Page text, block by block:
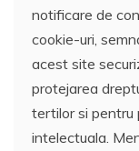
notificare de
cookie-uri,
acest site
protejarea
tertilor si pentru
intelectuala.